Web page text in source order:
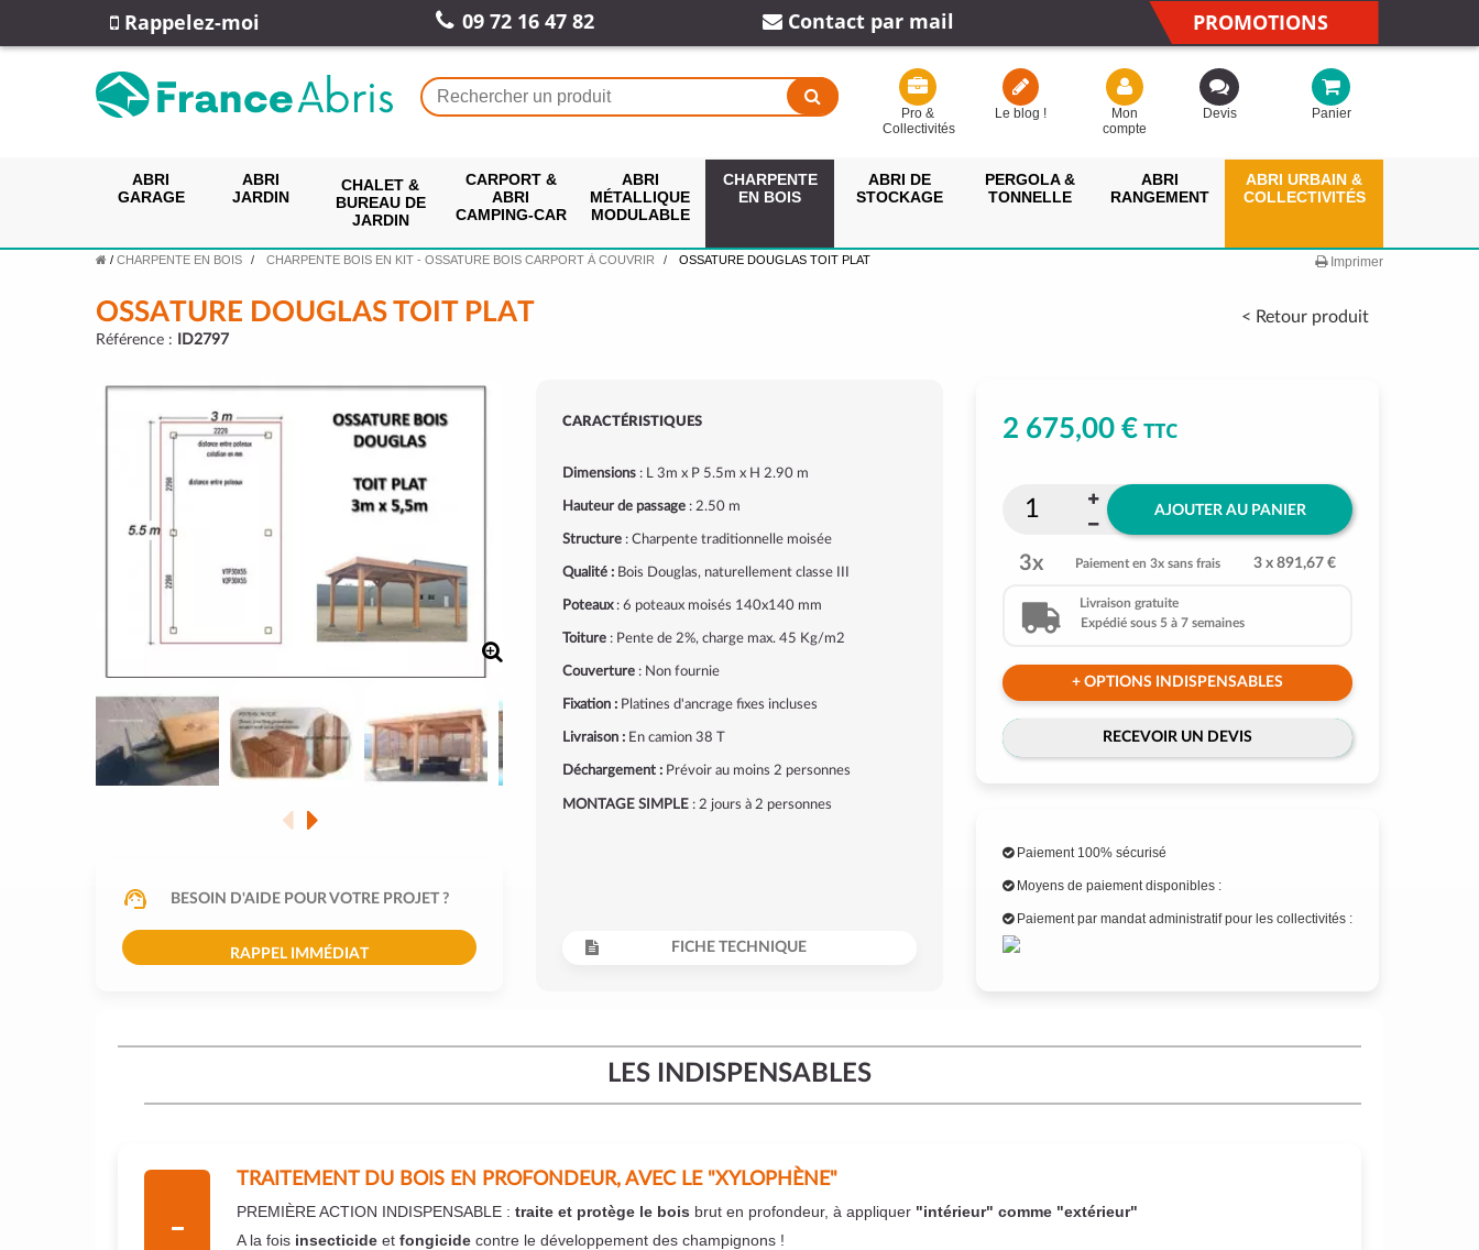
Rappelez-moi 09 72 16 47 82 Contact par mail PROMOTIONS
Pro &
Collectivités
Le blog !
Mon
compte
Devis Panier
ABRI
GARAGE
ABRI
JARDIN
CHALET &
BUREAU DE
JARDIN
CARPORT &
ABRI
CAMPING-CAR
ABRI
MÉTALLIQUE
MODULABLE
CHARPENTE
EN BOIS
ABRI DE
STOCKAGE
PERGOLA &
TONNELLE
ABRI
RANGEMENT
ABRI URBAIN &
COLLECTIVITÉS
/ CHARPENTE EN BOIS CHARPENTE BOIS EN KIT - OSSATURE BOIS CARPORT À COUVRIR OSSATURE DOUGLAS TOIT PLAT Imprimer
< Retour produit
OSSATURE DOUGLAS TOIT PLAT
Référence : ID2797
BESOIN D'AIDE POUR VOTRE PROJET ?
RAPPEL IMMÉDIAT
CARACTÉRISTIQUES
Dimensions: L 3m x P 5.5m x H 2.90 m
Hauteur de passage: 2.50 m
Structure: Charpente traditionnelle moisée
Qualité :Bois Douglas, naturellement classe III
Poteaux: 6 poteaux moisés 140x140 mm
Toiture: Pente de 2%, charge max. 45 Kg/m2
Couverture: Non fournie
Fixation :Platines d'ancrage fixes incluses
Livraison : En camion 38 T
Déchargement : Prévoir au moins 2 personnes
MONTAGE SIMPLE: 2 jours à 2 personnes
FICHE TECHNIQUE
2 675,00 €TTC
AJOUTER AU PANIER
3x Paiement en 3x sans frais 3 x 891,67 €
Livraison gratuite
Expédié sous 5 à 7 semaines
+ OPTIONS INDISPENSABLES
RECEVOIR UN DEVIS
Paiement 100% sécurisé
Moyens de paiement disponibles :
Paiement par mandat administratif pour les collectivités :
LES INDISPENSABLES
TRAITEMENT DU BOIS EN PROFONDEUR, AVEC LE "XYLOPHÈNE"
PREMIÈRE ACTION INDISPENSABLE : traite et protège le bois brut en profondeur, à appliquer "intérieur" comme "extérieur"
A la fois insecticide et fongicide contre le développement des champignons !